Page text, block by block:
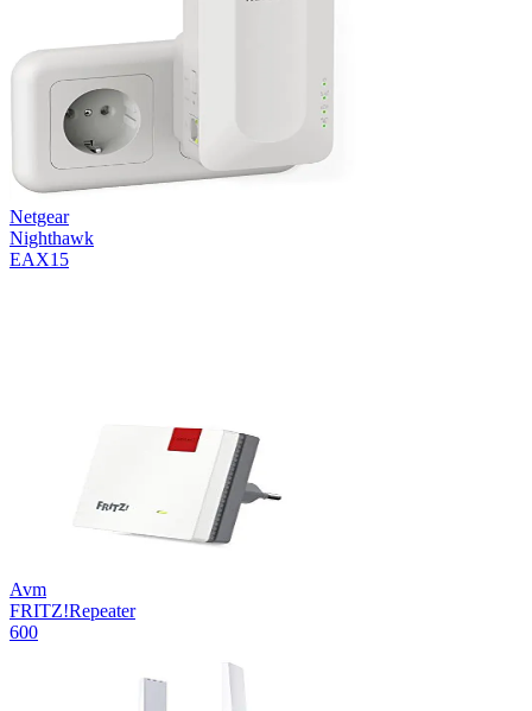
Netgear
Nighthawk
EAX15
Avm
FRITZ!Repeater
600